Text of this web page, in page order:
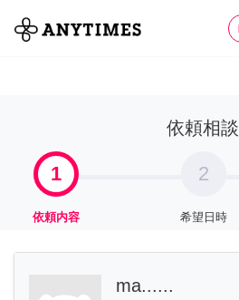
全て
依頼相談
1
依頼内容
2
希望日時
ma......